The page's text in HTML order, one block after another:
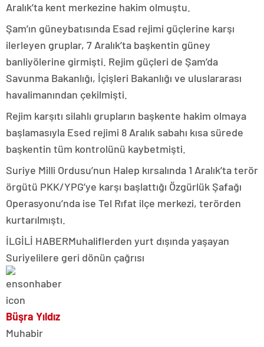
Aralık’ta kent merkezine hakim olmuştu.
Şam’ın güneybatısında Esad rejimi güçlerine karşı
ilerleyen gruplar, 7 Aralık’ta başkentin güney
banliyölerine girmişti. Rejim güçleri de Şam’da
Savunma Bakanlığı, İçişleri Bakanlığı ve uluslararası
havalimanından çekilmişti.
Rejim karşıtı silahlı grupların başkente hakim olmaya
başlamasıyla Esed rejimi 8 Aralık sabahı kısa sürede
başkentin tüm kontrolünü kaybetmişti.
Suriye Milli Ordusu’nun Halep kırsalında 1 Aralık’ta terör
örgütü PKK/YPG’ye karşı başlattığı Özgürlük Şafağı
Operasyonu’nda ise Tel Rıfat ilçe merkezi, terörden
kurtarılmıştı.
İLGİLİ HABERMuhaliflerden yurt dışında yaşayan
Suriyelilere geri dönün çağrısı
Büşra Yıldız
Muhabir